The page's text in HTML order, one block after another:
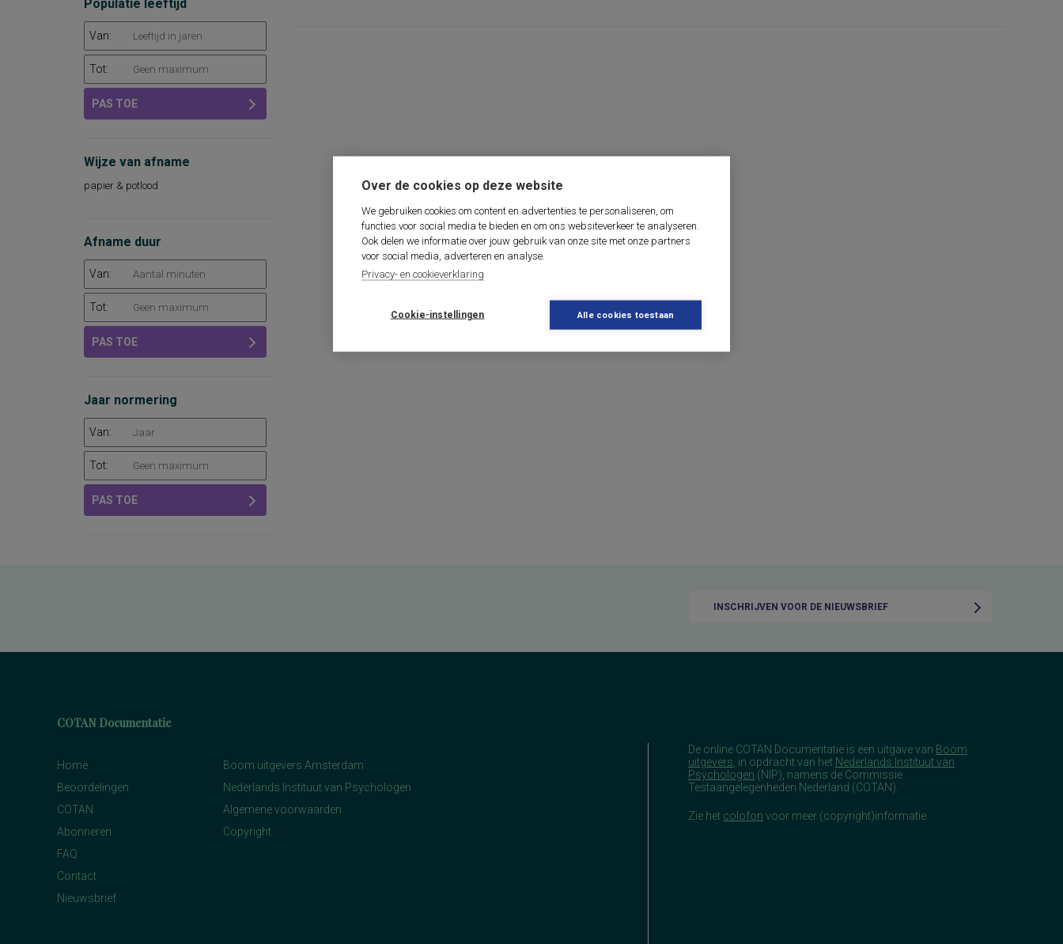
Over de cookies op deze website
We gebruiken cookies om content en advertenties te personaliseren, om
functies voor social media te bieden en om ons websiteverkeer te analyseren.
Ook delen we informatie over jouw gebruik van onze site met onze partners
voor social media, adverteren en analyse.
Privacy- en cookieverklaring
Cookie-instellingen Alle cookies toestaan
Populatie leeftijd
Van:
Tot:
PAS TOE
Wijze van afname
papier & potlood
Afname duur
Van:
Tot:
PAS TOE
Jaar normering
Van:
Tot:
PAS TOE
INSCHRIJVEN VOOR DE NIEUWSBRIEF
COTAN Documentatie
Home
Beoordelingen
COTAN
Abonneren
FAQ
Contact
Nieuwsbrief
Boom uitgevers Amsterdam
Nederlands Instituut van Psychologen
Algemene voorwaarden
Copyright
De online COTAN Documentatie is een uitgave van Boom
uitgevers , in opdracht van het Nederlands Instituut van
Psychologen (NIP), namens de Commissie
Testaangelegenheden Nederland (COTAN).
Zie het colofon voor meer (copyright)informatie.